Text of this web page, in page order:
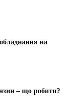
на
– що робити?